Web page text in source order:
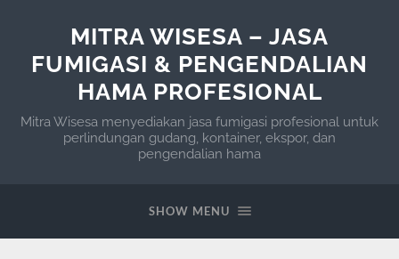
MITRA WISESA – JASA
FUMIGASI & PENGENDALIAN
HAMA PROFESIONAL
Mitra Wisesa menyediakan jasa fumigasi profesional untuk
perlindungan gudang, kontainer, ekspor, dan
pengendalian hama
SHOW MENU